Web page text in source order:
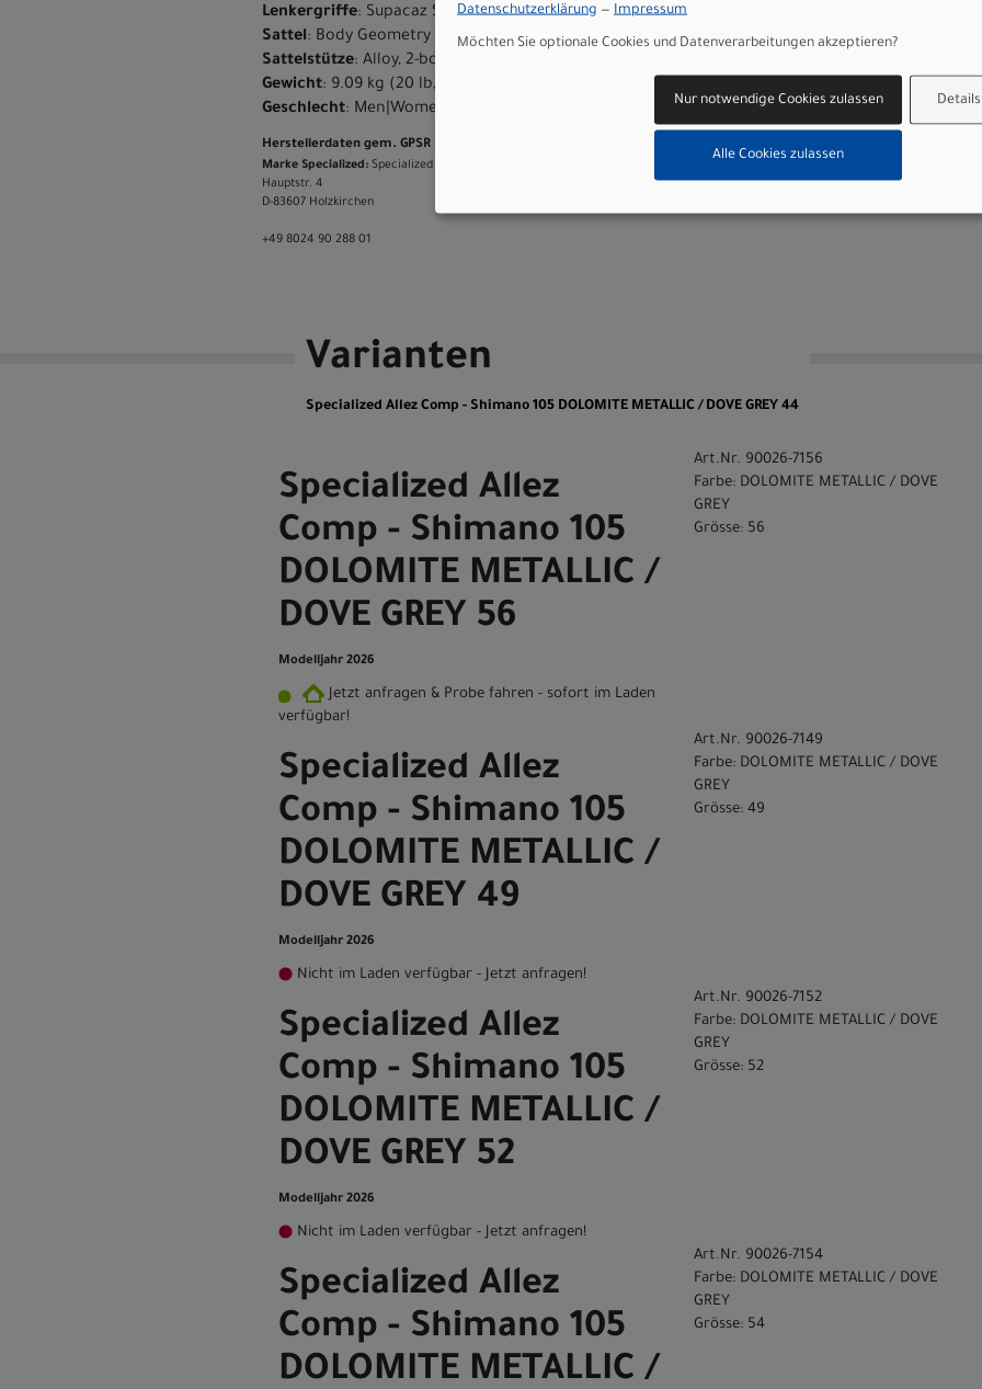
Lenkergriffe: Supacaz Suave
Sattel: Body Geometry Bridge Saddle, steel rails
Sattelstütze: Alloy, 2-bolt Clamp, 12mm offset, 27.2mm, anti-corrosion hardware
Gewicht: 9.09 kg (20 lb, 0.6 oz)
Geschlecht: Men|Women
Herstellerdaten gem. GPSR
Marke Specialized: Specialized Germany GmbH
Hauptstr. 4
D-83607 Holzkirchen
+49 8024 90 288 01
Varianten
Specialized Allez Comp - Shimano 105 DOLOMITE METALLIC / DOVE GREY 44
Specialized Allez
Comp - Shimano 105
DOLOMITE METALLIC /
DOVE GREY 56
Modelljahr 2026
Jetzt anfragen & Probe fahren - sofort im Laden
verfügbar!
Art.Nr. 90026-7156
Farbe: DOLOMITE METALLIC / DOVE
GREY
Grösse: 56
Specialized Allez
Comp - Shimano 105
DOLOMITE METALLIC /
DOVE GREY 49
Modelljahr 2026
Nicht im Laden verfügbar - Jetzt anfragen!
Art.Nr. 90026-7149
Farbe: DOLOMITE METALLIC / DOVE
GREY
Grösse: 49
Specialized Allez
Comp - Shimano 105
DOLOMITE METALLIC /
DOVE GREY 52
Modelljahr 2026
Nicht im Laden verfügbar - Jetzt anfragen!
Art.Nr. 90026-7152
Farbe: DOLOMITE METALLIC / DOVE
GREY
Grösse: 52
Specialized Allez
Comp - Shimano 105
DOLOMITE METALLIC /
Art.Nr. 90026-7154
Farbe: DOLOMITE METALLIC / DOVE
GREY
Grösse: 54
Datenschutzerklärung — Impressum
Möchten Sie optionale Cookies und Datenverarbeitungen akzeptieren?
Details
Nur notwendige Cookies zulassen
Alle Cookies zulassen